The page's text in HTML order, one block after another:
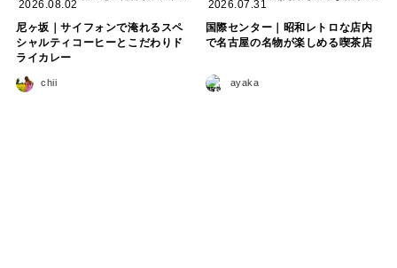
2026.08.02
尼ヶ坂｜サイフォンで淹れるスペ
シャルティコーヒーとこだわりド
ライカレー
chii
2026.07.31
国際センター｜昭和レトロな店内
で名古屋の名物が楽しめる喫茶店
ayaka